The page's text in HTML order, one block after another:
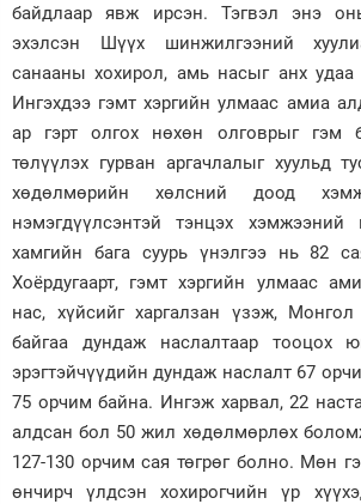
байдлаар явж ирсэн. Тэгвэл энэ
эхэлсэн Шүүх шинжилгээний
санааны хохирол, амь насыг анх удаа
Ингэхдээ гэмт хэргийн улмаас амиа
ар гэрт олгох нөхөн олговрыг гэм
төлүүлэх гурван аргачлалыг хуульд
хөдөлмөрийн хөлсний доод
нэмэгдүүлсэнтэй тэнцэх
хамгийн бага суурь үнэлгээ нь 82
Хоёрдугаарт, гэмт хэргийн улмаас
нас, хүйсийг харгалзан үзэж,
байгаа дундаж наслалтаар тооцох
эрэгтэйчүүдийн дундаж наслалт 67
75 орчим байна. Ингэж харвал, 22
алдсан бол 50 жил хөдөлмөрлөх
127-130 орчим сая төгрөг болно. Мөн
өнчирч үлдсэн хохирогчийн үр